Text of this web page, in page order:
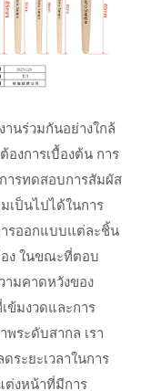
นร่วมกันอย่างใกล้
งการเบื้องต้น การ
ารทดสอบการสัมผัส
เป็นไปได้ในการ
รออกแบบแต่ละชิ้น
ง ในขณะที่ตอบ
ามคาดหวังของ
ข้มงวดและการ
ระดับสากล เรา
ระยะเวลาในการ
งหน้าที่มีการ